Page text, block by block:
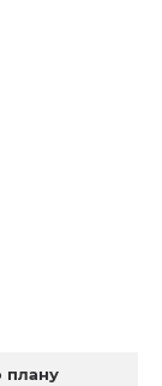
плану